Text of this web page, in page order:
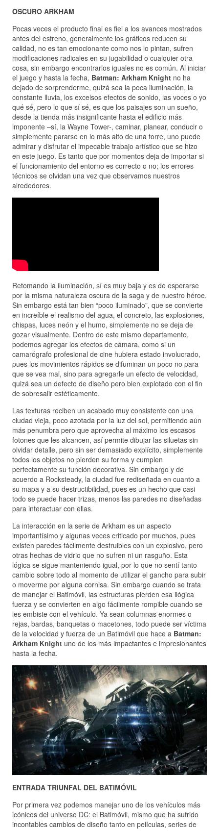
OSCURO ARKHAM
Pocas veces el producto final es fiel a los avances mostrados
antes del estreno, generalmente los gráficos reducen su
calidad, no es tan emocionante como nos lo pintan, sufren
modificaciones radicales en su jugabilidad o cualquier otra
cosa, sin embargo encontrarlos iguales no es común. Al iniciar
el juego y hasta la fecha, Batman: Arkham Knight no ha
dejado de sorprenderme, quizá sea la poca iluminación, la
constante lluvia, los excelsos efectos de sonido, las voces o yo
qué sé, pero lo que sí sé, es que los paisajes son un sueño,
desde la tienda más insignificante hasta el edificio más
imponente –sí, la Wayne Tower-, caminar, planear, conducir o
simplemente pararse en lo más alto de una torre, uno puede
admirar y disfrutar el impecable trabajo artístico que se hizo
en este juego. Es tanto que por momentos deja de importar si
el funcionamiento del entorno es correcto o no; los errores
técnicos se olvidan una vez que observamos nuestros
alrededores.
Retomando la iluminación, sí es muy baja y es de esperarse
por la misma naturaleza oscura de la saga y de nuestro héroe.
Sin embargo está tan bien “poco iluminado”, que se convierte
en increíble el realismo del agua, el concreto, las explosiones,
chispas, luces neón y el humo, simplemente no se deja de
gozar visualmente. Dentro de este mismo departamento,
podemos agregar los efectos de cámara, como si un
camarógrafo profesional de cine hubiera estado involucrado,
pues los movimientos rápidos se difuminan un poco no para
que se vea mal, sino para agregarle un efecto de velocidad,
quizá sea un defecto de diseño pero bien explotado con el fin
de sobresalir estéticamente.
Las texturas reciben un acabado muy consistente con una
ciudad vieja, poco azotada por la luz del sol, permitiendo aún
más penumbra pero que aprovecha al máximo los escasos
fotones que les alcancen, así permite dibujar las siluetas sin
olvidar detalle, pero sin ser demasiado explícito, simplemente
todos los objetos no pierden su forma y cumplen
perfectamente su función decorativa. Sin embargo y de
acuerdo a Rocksteady, la ciudad fue rediseñada en cuanto a
su mapa y a su destructibilidad, pues es un hecho que casi
todo se puede hacer trizas, menos las paredes no diseñadas
para interactuar con ellas.
La interacción en la serie de Arkham es un aspecto
importantísimo y algunas veces criticado por muchos, pues
existen paredes fácilmente destruibles con un explosivo, pero
otras hechas de vidrio que no sufren ni un rasguño. Esta
lógica se sigue manteniendo igual, por lo que no sentí tanto
cambio sobre todo al momento de utilizar el gancho para subir
o moverme por alguna cornisa. Sin embargo cuando se trata
de manejar el Batimóvil, las estructuras pierden esa ilógica
fuerza y se convierten en algo fácilmente rompible cuando se
les embiste con el vehículo. Ya sean columnas enormes o
rejas, bardas, banquetas o macetones, todo puede ser víctima
de la velocidad y fuerza de un Batimóvil que hace a Batman:
Arkham Knight uno de los más impactantes e impresionantes
hasta la fecha.
ENTRADA TRIUNFAL DEL BATIMÓVIL
Por primera vez podemos manejar uno de los vehículos más
icónicos del universo DC: el Batimóvil, mismo que ha sufrido
incontables cambios de diseño tanto en películas, series de